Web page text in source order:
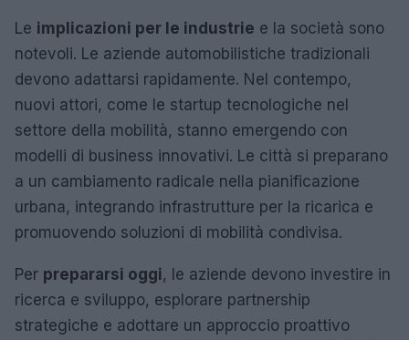
Le implicazioni per le industrie e la società sono
notevoli. Le aziende automobilistiche tradizionali
devono adattarsi rapidamente. Nel contempo,
nuovi attori, come le startup tecnologiche nel
settore della mobilità, stanno emergendo con
modelli di business innovativi. Le città si preparano
a un cambiamento radicale nella pianificazione
urbana, integrando infrastrutture per la ricarica e
promuovendo soluzioni di mobilità condivisa.
Per prepararsi oggi, le aziende devono investire in
ricerca e sviluppo, esplorare partnership
strategiche e adottare un approccio proattivo